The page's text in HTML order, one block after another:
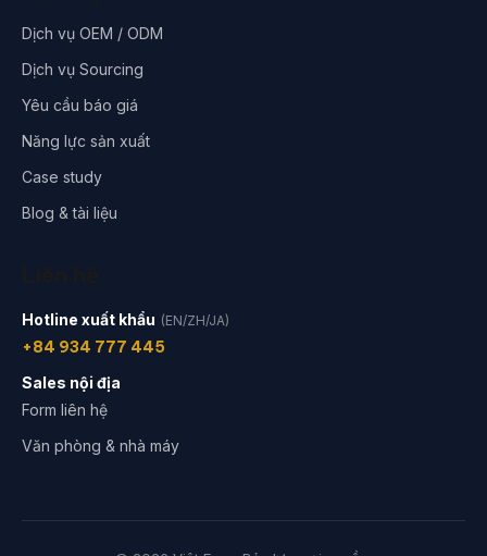
Dịch vụ OEM / ODM
Dịch vụ Sourcing
Yêu cầu báo giá
Năng lực sản xuất
Case study
Blog & tài liệu
Hotline xuất khẩu (EN/ZH/JA)
+84 934 777 445
Sales nội địa
Form liên hệ
Văn phòng & nhà máy